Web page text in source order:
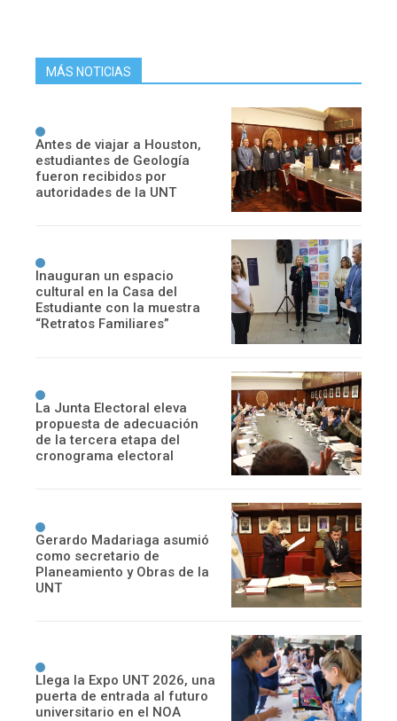
MÁS NOTICIAS
Antes de viajar a Houston,
estudiantes de Geología
fueron recibidos por
autoridades de la UNT
Inauguran un espacio
cultural en la Casa del
Estudiante con la muestra
“Retratos Familiares”
La Junta Electoral eleva
propuesta de adecuación
de la tercera etapa del
cronograma electoral
Gerardo Madariaga asumió
como secretario de
Planeamiento y Obras de la
UNT
Llega la Expo UNT 2026, una
puerta de entrada al futuro
universitario en el NOA